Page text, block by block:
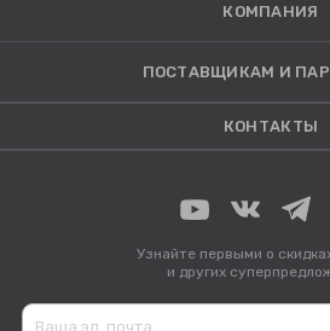
КОМПАНИЯ
ПОСТАВЩИКАМ И
КОНТАКТЫ
Узнайте первыми о
и других